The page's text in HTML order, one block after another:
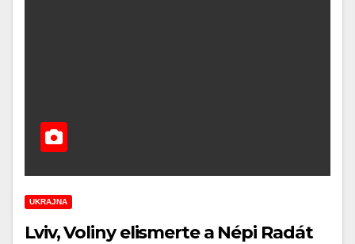
UKRAJNA
Lviv, Voliny elismerte a Népi Radát